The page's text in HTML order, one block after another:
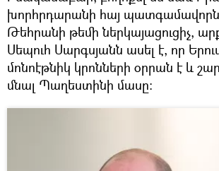
խորհրդարանի հայ
Թեհրանի թեմի ներկայացուցիչ,
Սեպուհ Սարգսյանն ասել է, որ
մոնոէթնիկ կրոնների օրրան է և
մնալ Պաղեստինի մասը։